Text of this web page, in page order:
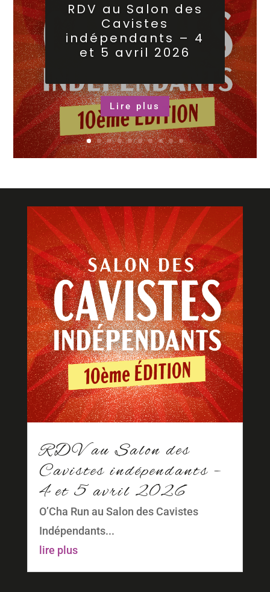
RDV au Salon des
Cavistes
indépendants – 4
et 5 avril 2026
Lire plus
RDV au Salon des
Cavistes indépendants –
4 et 5 avril 2026
O’Cha Run au Salon des Cavistes
Indépendants...
lire plus